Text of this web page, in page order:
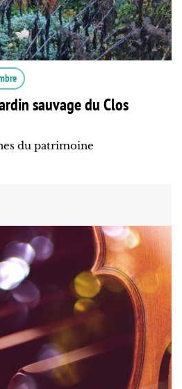
sauvage du Clos
du patrimoine